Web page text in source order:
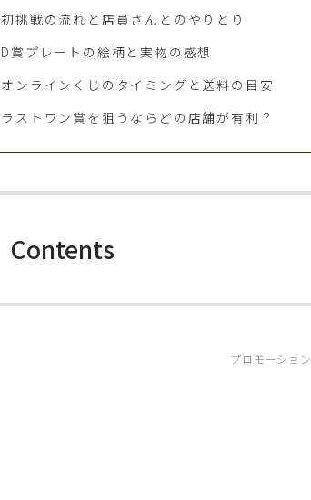
初挑戦の流れと店員さんとのやりとり
D賞プレートの絵柄と実物の感想
オンラインくじのタイミングと送料の目安
ラストワン賞を狙うならどの店舗が有利？
Contents
プロモーション